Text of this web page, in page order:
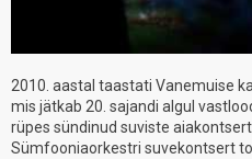
2010. aastal taastati Vanemuise
mis jätkab 20. sajandi algul
rüpes sündinud suviste
Sümfooniaorkestri suvekontsert